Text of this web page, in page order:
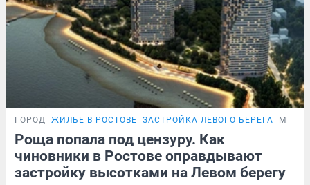
ГОРОД ЖИЛЬЕ В РОСТОВЕ ЗАСТРОЙКА ЛЕВОГО БЕРЕГА
Роща попала под цензуру. Как
чиновники в Ростове оправдывают
застройку высотками на Левом берегу